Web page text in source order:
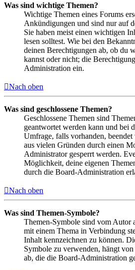
Was sind wichtige Themen?
Wichtige Themen eines Forums
Ankündigungen und sind nur auf
Sie haben meist einen wichtigen
lesen solltest. Wie bei den
deinen Berechtigungen ab, ob du
kannst oder nicht; die
Administration ein.
Nach oben
Was sind geschlossene Themen?
Geschlossene Themen sind
geantwortet werden kann und bei
Umfrage, falls vorhanden,
aus vielen Gründen durch einen
Administrator gesperrt werden.
Möglichkeit, deine eigenen
durch die Board-Administration
Nach oben
Was sind Themen-Symbole?
Themen-Symbole sind vom Autor
mit einem Thema in Verbindung
Inhalt kennzeichnen zu können.
Symbole zu verwenden, hängt
ab, die die Board-Administration